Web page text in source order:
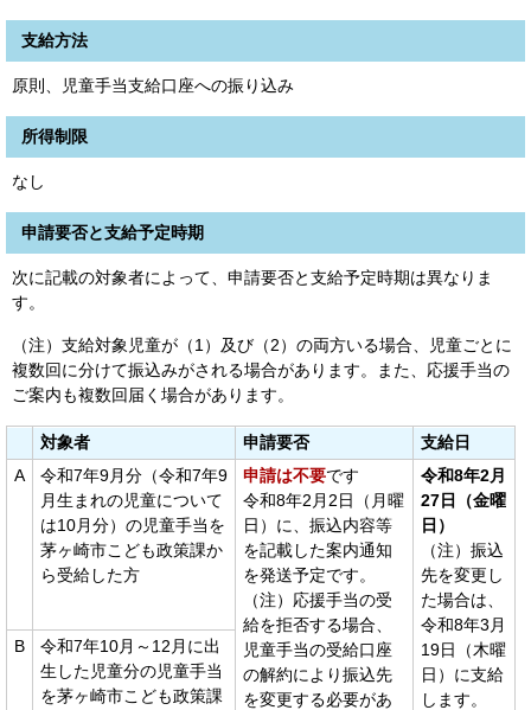
支給方法
原則、児童手当支給口座への振り込み
所得制限
なし
申請要否と支給予定時期
次に記載の対象者によって、申請要否と支給予定時期は異なりま
す。
（注）支給対象児童が（1）及び（2）の両方いる場合、児童ごとに
複数回に分けて振込みがされる場合があります。また、応援手当の
ご案内も複数回届く場合があります。
対象者 申請要否
支給日
A
令和7年9月分（令和7年9
月生まれの児童について
は10月分）の児童手当を
茅ヶ崎市こども政策課か
ら受給した方
申請は不要です
令和8年2月2日（月曜
日）に、振込内容等
を記載した案内通知
を発送予定です。
（注）応援手当の受
給を拒否する場合、
児童手当の受給口座
の解約により振込先
を変更する必要があ
令和8年2月
27日（金曜
日）
（注）振込
先を変更し
た場合は、
令和8年3月
19日（木曜
日）に支給
します。
B
令和7年10月～12月に出
生した児童分の児童手当
を茅ヶ崎市こども政策課